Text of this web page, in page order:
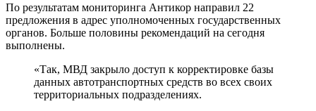
По результатам мониторинга Антикор направил 22
предложения в адрес уполномоченных государственных
органов. Больше половины рекомендаций на сегодня
выполнены.
«Так, МВД закрыло доступ к корректировке базы
данных автотранспортных средств во всех своих
территориальных подразделениях.